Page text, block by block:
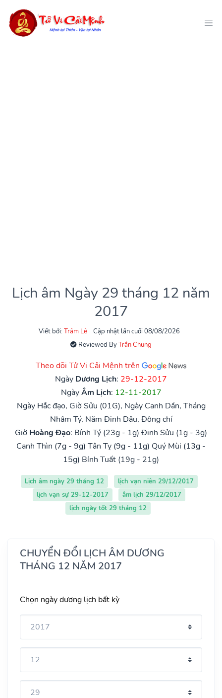
Lịch âm Ngày 29 tháng 12 năm
2017
Viết bởi: Trâm Lê
Cập nhật lần cuối 08/08/2026
Reviewed ByTrần Chung
Theo dõi Tử Vi Cải Mệnh trên
Ngày Dương Lịch: 29-12-2017
NgàyÂm Lịch: 12-11-2017
Ngày Hắc đạo, Giờ Sửu (01G), Ngày Canh Dần, Tháng
Nhâm Tý, Năm Đinh Dậu, Đông chí
Giờ Hoàng Đạo: Bính Tý (23g - 1g) Đinh Sửu (1g - 3g)
Canh Thìn (7g - 9g) Tân Tỵ (9g - 11g) Quý Mùi (13g -
15g) Bính Tuất (19g - 21g)
Lịch âm ngày 29 tháng 12
lịch vạn niên 29/12/2017
lịch vạn sự 29-12-2017
âm lịch 29/12/2017
lịch ngày tốt 29 tháng 12
CHUYỂN ĐỔI LỊCH ÂM DƯƠNG
THÁNG 12 NĂM 2017
Chọn ngày dương lịch bất kỳ